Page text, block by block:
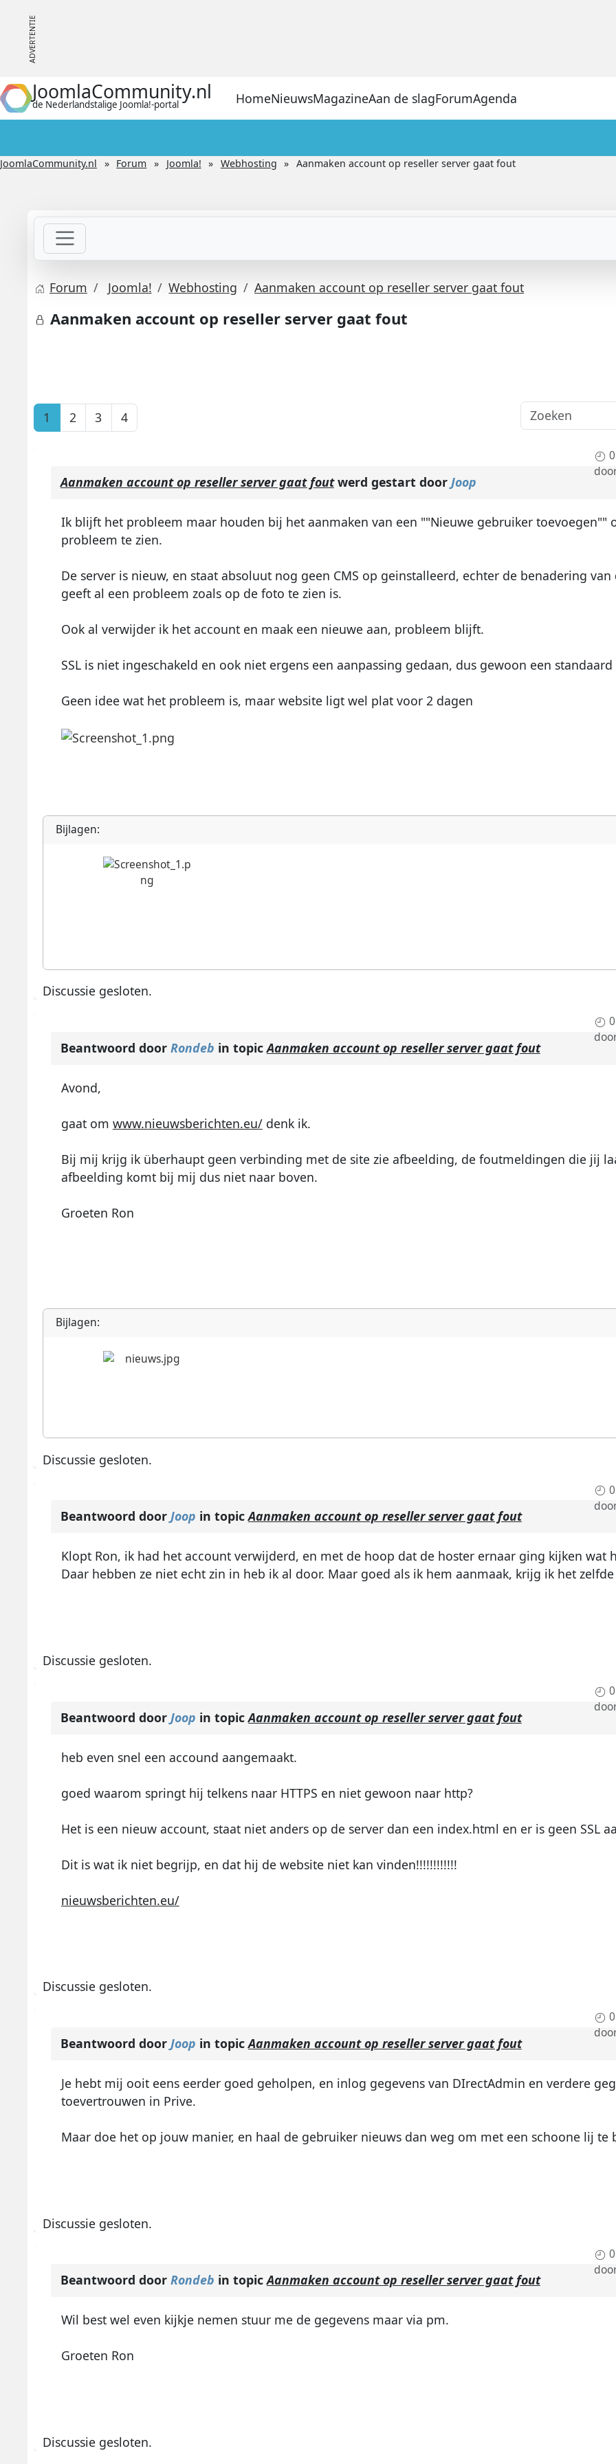
JoomlaCommunity.nl
de Nederlandstalige Joomla!-portal HomeNieuwsMagazineAan de slagForumAgenda
JoomlaCommunity.nl Forum Joomla! Webhosting Aanmaken account op reseller server gaat fout
Forum Joomla! Webhosting Aanmaken account op reseller server gaat fout
Aanmaken account op reseller server gaat fout
1 2 3 4
Aanmaken account op reseller server gaat foutwerd gestart door Joop
Ik blijft het probleem maar houden bij het aanmaken van een ""Nieuwe gebruiker toevoegen""
probleem te zien.
De server is nieuw, en staat absoluut nog geen CMS op geinstalleerd, echter de benadering
geeft al een probleem zoals op de foto te zien is.
Ook al verwijder ik het account en maak een nieuwe aan, probleem blijft.
SSL is niet ingeschakeld en ook niet ergens een aanpassing gedaan, dus gewoon een
Geen idee wat het probleem is, maar website ligt wel plat voor 2 dagen
Bijlagen:
Discussie gesloten.
Beantwoord door Rondeb in topicAanmaken account op reseller server gaat fout
Avond,
gaat om www.nieuwsberichten.eu/denk ik.
Bij mij krijg ik überhaupt geen verbinding met de site zie afbeelding, de foutmeldingen die jij
afbeelding komt bij mij dus niet naar boven.
Groeten Ron
Bijlagen:
Discussie gesloten.
Beantwoord door Joop in topicAanmaken account op reseller server gaat fout
Klopt Ron, ik had het account verwijderd, en met de hoop dat de hoster ernaar ging kijken wat
Daar hebben ze niet echt zin in heb ik al door. Maar goed als ik hem aanmaak, krijg ik het
Discussie gesloten.
Beantwoord door Joop in topicAanmaken account op reseller server gaat fout
heb even snel een accound aangemaakt.
goed waarom springt hij telkens naar HTTPS en niet gewoon naar http?
Het is een nieuw account, staat niet anders op de server dan een index.html en er is geen SSL
Dit is wat ik niet begrijp, en dat hij de website niet kan vinden!!!!!!!!!!!!
nieuwsberichten.eu/
Discussie gesloten.
Beantwoord door Joop in topicAanmaken account op reseller server gaat fout
Je hebt mij ooit eens eerder goed geholpen, en inlog gegevens van DIrectAdmin en verdere
toevertrouwen in Prive.
Maar doe het op jouw manier, en haal de gebruiker nieuws dan weg om met een schoone lij te
Discussie gesloten.
Beantwoord door Rondeb in topicAanmaken account op reseller server gaat fout
Wil best wel even kijkje nemen stuur me de gegevens maar via pm.
Groeten Ron
Discussie gesloten.